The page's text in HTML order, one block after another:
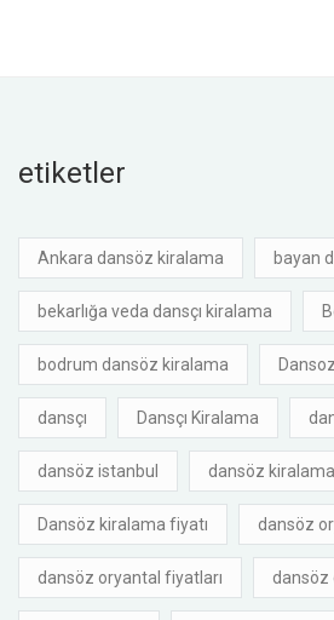
etiketler
Ankara dansöz kiralama bayan
bekarlığa veda dansçı kiralama
bodrum dansöz kiralama
dansçı Dansçı Kiralama
dansöz istanbul dansöz kiralama
Dansöz kiralama fiyatı dansöz
dansöz oryantal fiyatları dansöz